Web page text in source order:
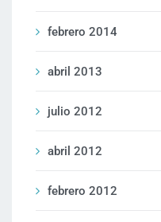
febrero 2014
abril 2013
julio 2012
abril 2012
febrero 2012